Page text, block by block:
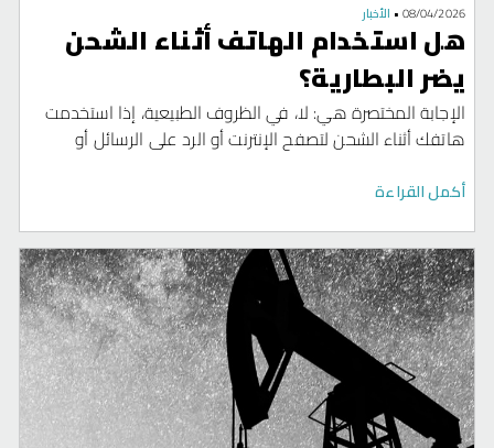
08/04/2026
• الأخبار
هل استخدام الهاتف أثناء الشحن
يضر البطارية؟
الإجابة المختصرة هي: لا، في الظروف الطبيعية، إذا استخدمت
هاتفك أثناء الشحن لتصفح الإنترنت أو الرد على الرسائل أو
البطارية، لكن قد تلاحظ أن الهاتف يشحن ببطء أكبر، لأن جزءًا من
شحن البطارية.
أكمل القراءة